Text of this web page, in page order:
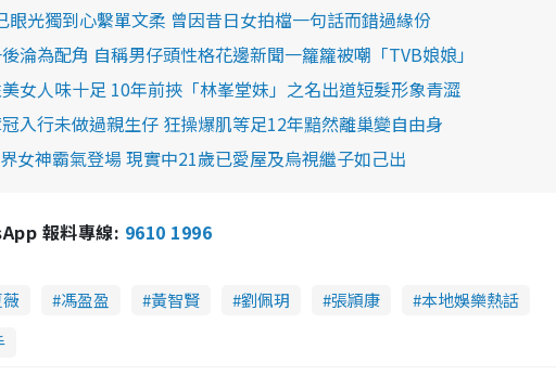
眼光獨到心繫單文柔 曾因昔日女拍檔一句話而錯過緣份
淪為配角 自稱男仔頭性格花邊新聞一籮籮被嘲「TVB娘娘」
女人味十足 10年前挾「林峯堂妹」之名出道短髮形象青澀
入行未做過親生仔 狂操爆肌等足12年黯然離巢變自由身
女神霸氣登場 現實中21歲已愛屋及烏視繼子如己出
報料專線: 9610 1996
馮盈盈 黃智賢 劉佩玥 張頴康
本地娛樂熱話